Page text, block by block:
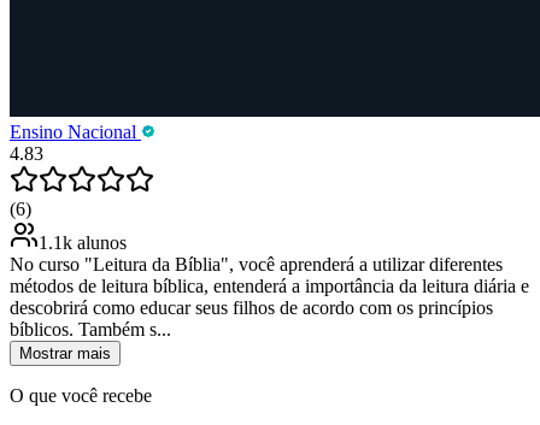
Ensino Nacional
4.83
(6)
1.1k alunos
No curso "Leitura da Bíblia", você aprenderá a utilizar diferentes
métodos de leitura bíblica, entenderá a importância da leitura diária e
descobrirá como educar seus filhos de acordo com os princípios
bíblicos. Também s...
Mostrar mais
O que você recebe